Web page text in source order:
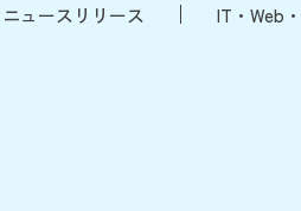
ニュースリリース IT・Web